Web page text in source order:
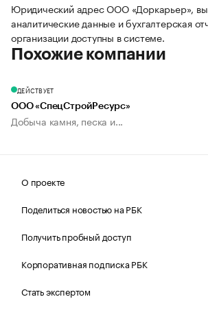
Юридический адрес ООО «Доркарьер»,
аналитические данные и бухгалтерская
организации доступны в системе.
Похожие компании
ДЕЙСТВУЕТ
ООО «СпецСтройРесурс»
Добыча камня, песка и...
О проекте
Поделиться новостью на РБК
Получить пробный доступ
Корпоративная подписка РБК
Стать экспертом